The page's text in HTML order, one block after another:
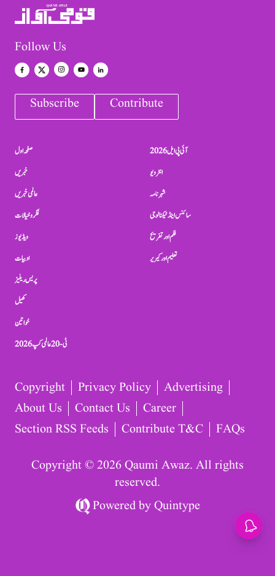
Follow Us
Subscribe Contribute
صفحہ اول
خبریں
عالمی خبریں
فکر و خیالات
ویڈیوز
ادبیات
پریس ریلیز
کھیل
خواتین
ٹی-20 عالمی کپ 2026
آئی پی ایل 2026
انٹرویو
شہرنامہ
سائنس اینڈ ٹیکنالوجی
فلم اور تفریح
تعلیم اور کیریر
Copyright Privacy Policy
Advertising
About Us
Contact Us
Career
Section RSS Feeds
Contribute T&C FAQs
Copyright © 2026 Qaumi Awaz. All rights
reserved.
Powered byQuintype